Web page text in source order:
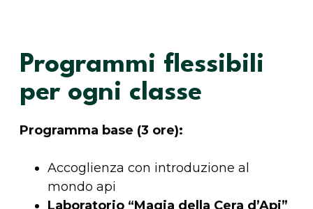
Programmi flessibili
per ogni classe
Programma base (3 ore):
Accoglienza con introduzione al
mondo api
Laboratorio “Magia della Cera d’Api”